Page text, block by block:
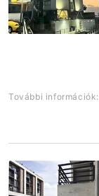
További információk: